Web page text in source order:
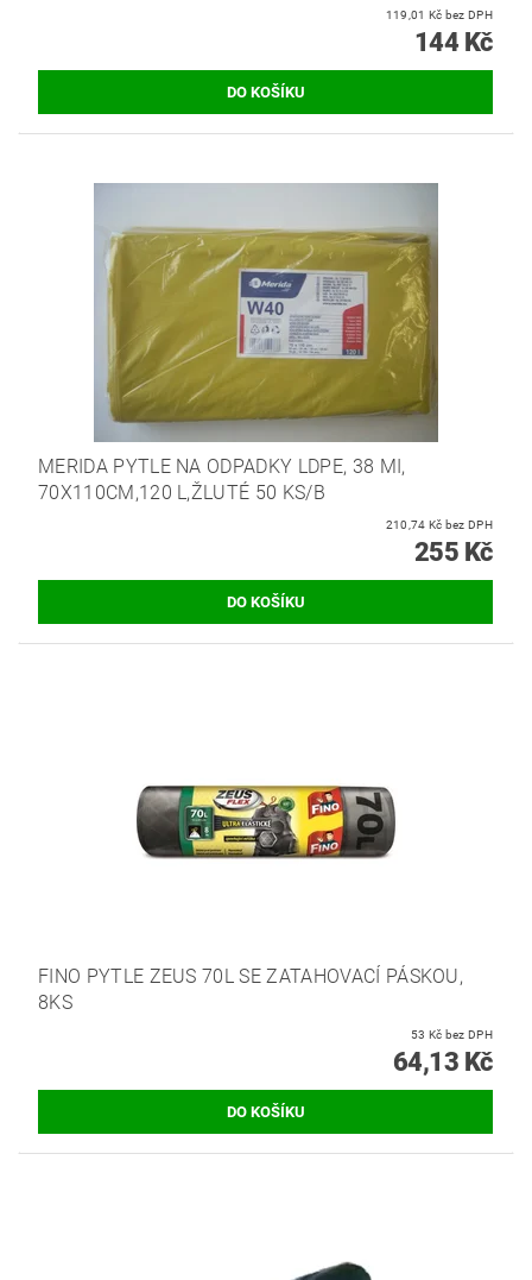
119,01 Kč bez DPH
144 Kč
MERIDA PYTLE NA ODPADKY LDPE, 38 MI,
70X110CM,120 L,ŽLUTÉ 50 KS/B
210,74 Kč bez DPH
255 Kč
FINO PYTLE ZEUS 70L SE ZATAHOVACÍ PÁSKOU,
8KS
53 Kč bez DPH
64,13 Kč